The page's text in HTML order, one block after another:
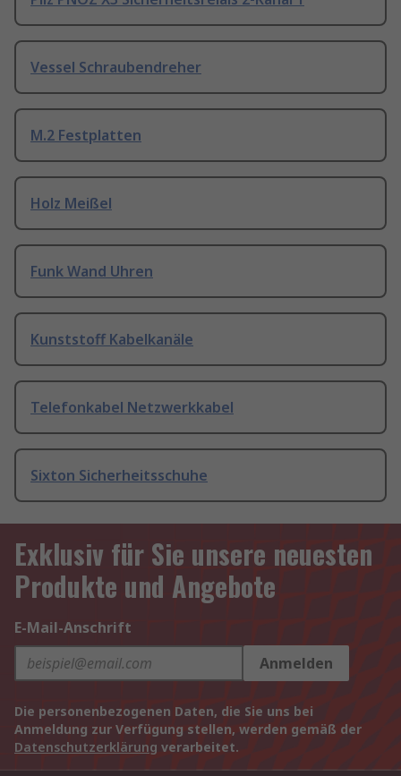
Vessel Schraubendreher
M.2 Festplatten
Holz Meißel
Funk Wand Uhren
Kunststoff Kabelkanäle
Telefonkabel Netzwerkkabel
Sixton Sicherheitsschuhe
Exklusiv für Sie unsere neuesten
Produkte und Angebote
E-Mail-Anschrift
Anmelden
Die personenbezogenen Daten, die Sie uns bei
Anmeldung zur Verfügung stellen, werden gemäß der
Datenschutzerklärung verarbeitet.